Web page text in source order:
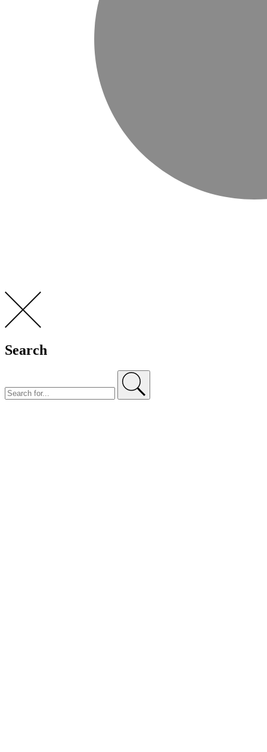
Search